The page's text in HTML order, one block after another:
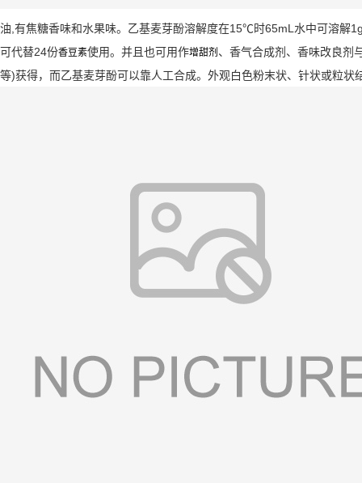
油,有焦糖香味和水果味。乙基麦芽酚溶解度在15℃时65mL水中可溶解
可代替24份香豆素使用。并且也可用作增甜剂 、香气合成剂、香味改良剂
等)获得，而乙基麦芽酚可以靠人工合成。外观白色粉末状、针状或粒状